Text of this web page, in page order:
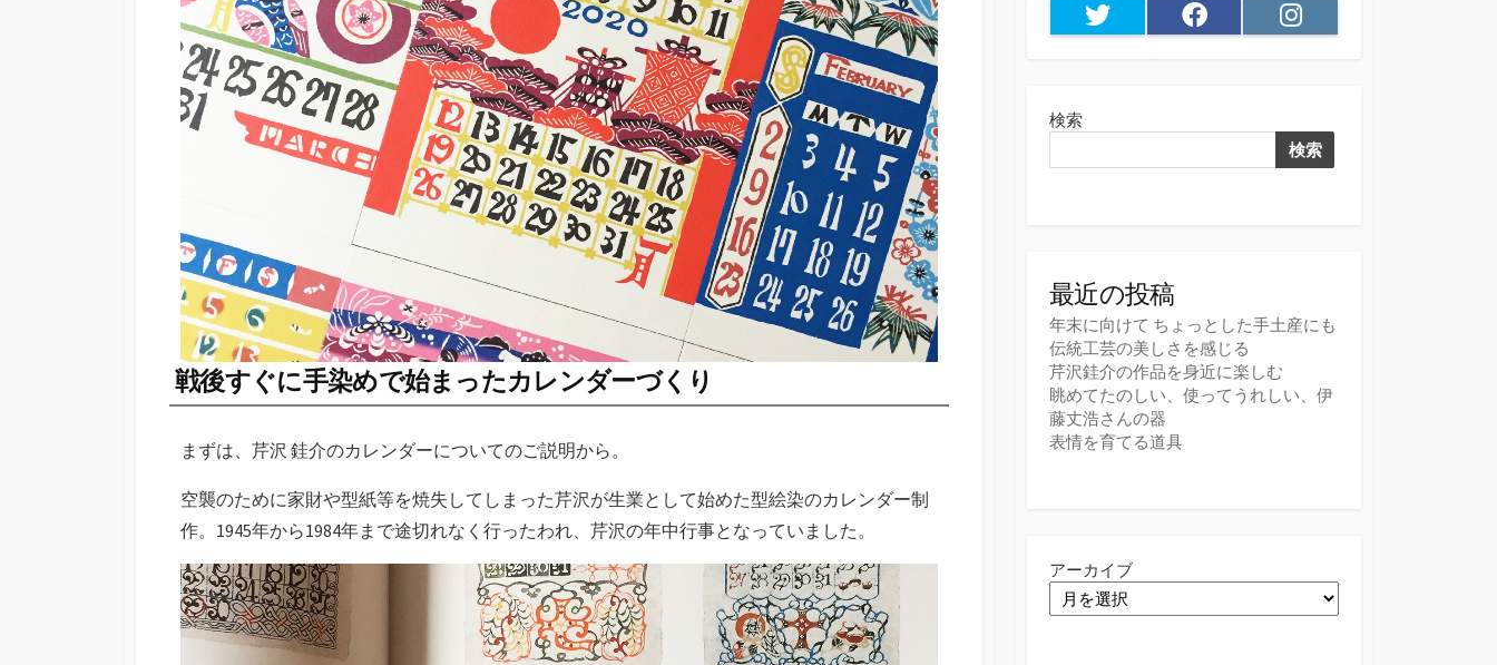
戦後すぐに手染めで始まったカレンダーづくり
まずは、芹沢 銈介のカレンダーについてのご説明から。
空襲のために家財や型紙等を焼失してしまった芹沢が生業として始めた型絵染のカレンダー制
作。1945年から1984年まで途切れなく行ったわれ、芹沢の年中行事となっていました。
Twitter Facebook Instagram
検索
検索
最近の投稿
年末に向けて ちょっとした手土産にも
伝統工芸の美しさを感じる
芹沢銈介の作品を身近に楽しむ
眺めてたのしい、使ってうれしい、伊
藤丈浩さんの器
表情を育てる道具
アーカイブ